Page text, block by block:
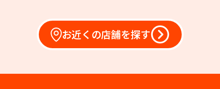
お近くの店舗を探す